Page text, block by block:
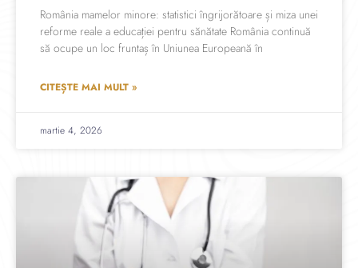
România mamelor minore: statistici îngrijorătoare și miza unei
reforme reale a educației pentru sănătate România continuă
să ocupe un loc fruntaș în Uniunea Europeană în
CITEȘTE MAI MULT »
martie 4, 2026